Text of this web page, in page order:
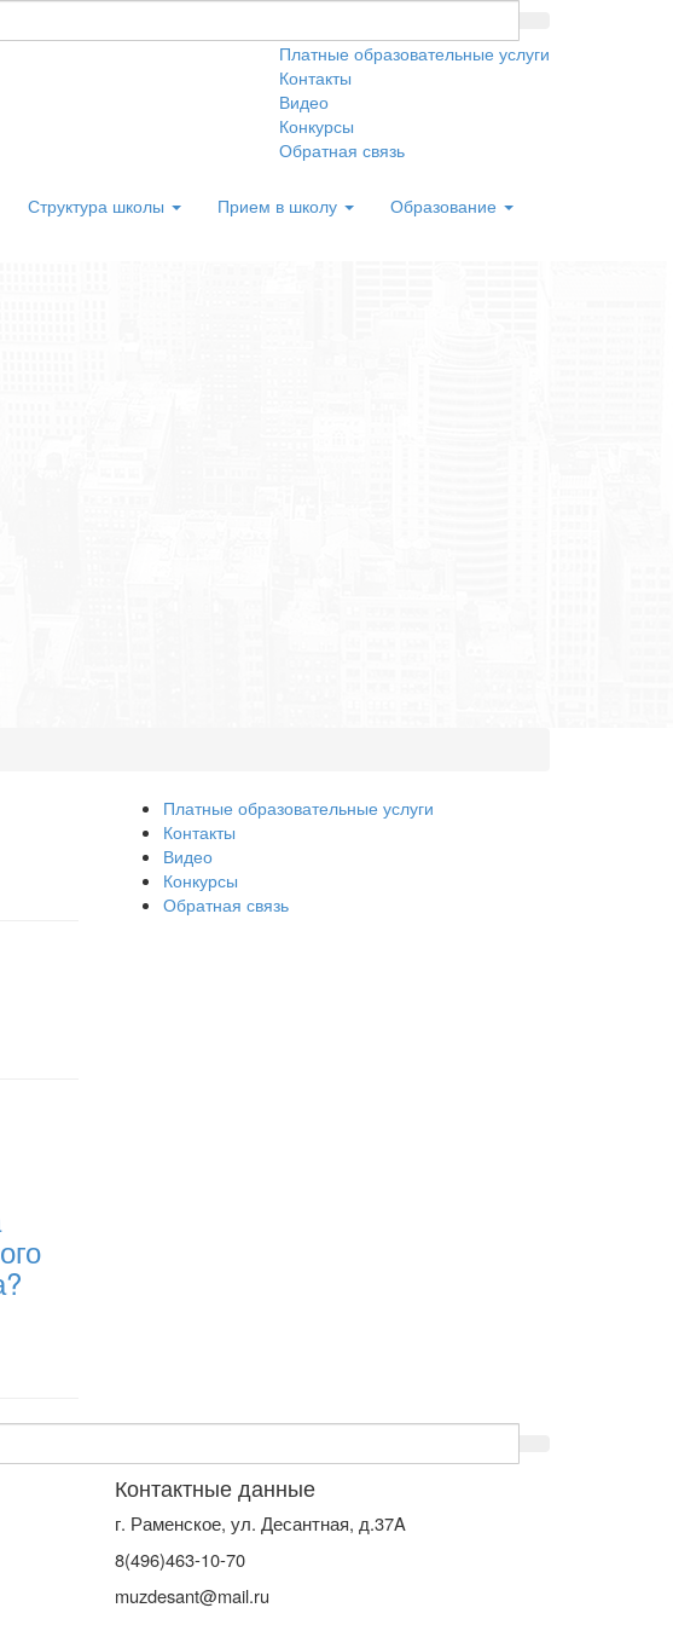
Платные образовательные услуги
Контакты
Видео
Конкурсы
Обратная связь
Структура школы Прием в школу Образование
Платные образовательные услуги
Контакты
Видео
Конкурсы
Обратная связь
Контактные данные
г. Раменское, ул. Десантная, д.37A
8(496)463-10-70
muzdesant@mail.ru